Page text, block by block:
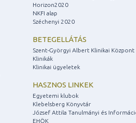
Horizon2020
NKFI alap
Széchenyi 2020
BETEGELLÁTÁS
Szent-Györgyi Albert Klinikai Központ
Klinikák
Klinikai ügyeletek
HASZNOS LINKEK
Egyetemi klubok
Klebelsberg Könyvtár
József Attila Tanulmányi és
EHÖK